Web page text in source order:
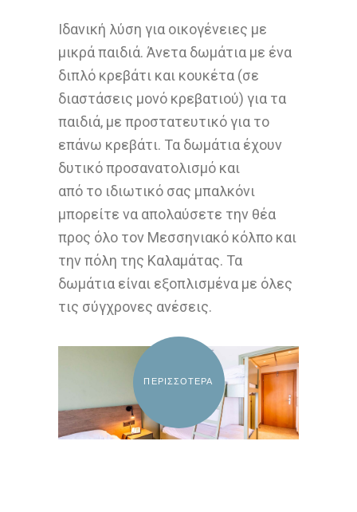
Ιδανική λύση για οικογένειες με
μικρά παιδιά. Άνετα δωμάτια με ένα
διπλό κρεβάτι και κουκέτα (σε
διαστάσεις μονό κρεβατιού) για τα
παιδιά, με προστατευτικό για το
επάνω κρεβάτι. Τα δωμάτια έχουν
δυτικό προσανατολισμό και
από το ιδιωτικό σας μπαλκόνι
μπορείτε να απολαύσετε την θέα
προς όλο τον Μεσσηνιακό κόλπο και
την πόλη της Καλαμάτας. Τα
δωμάτια είναι εξοπλισμένα με όλες
τις σύγχρονες ανέσεις.
ΠΕΡΙΣΣΟΤΕΡΑ